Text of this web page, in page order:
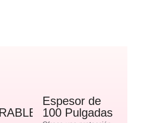
Espesor de
100 Pulgadas